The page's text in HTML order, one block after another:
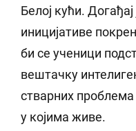
Белој кући.
иницијативе
би се ученици
вештачку
стварних
у којима живе.